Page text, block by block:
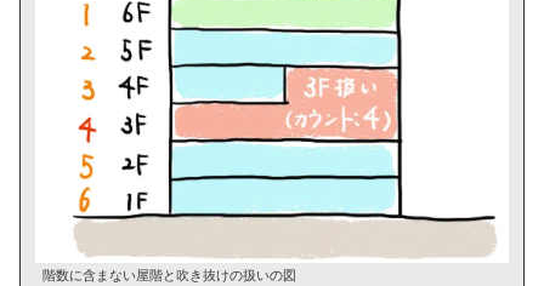
階数に含まない屋階と吹き抜けの扱いの図